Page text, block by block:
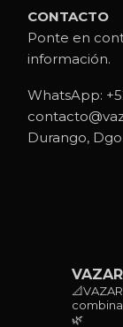
CONTACTO
Ponte en
información.
WhatsApp:
Durango, Dgo.
🌿